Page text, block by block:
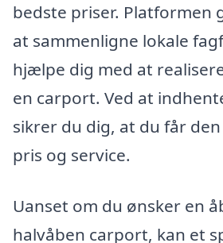
bedste priser. Platformen
at sammenligne lokale
hjælpe dig med at
en carport. Ved at
sikrer du dig, at du får
pris og service.
Uanset om du ønsker en
halvåben carport, kan et